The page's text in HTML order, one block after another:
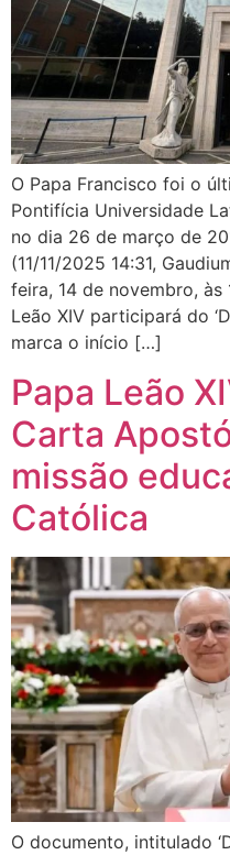
O Papa Francisco foi o
Pontifícia Universidade
no dia 26 de março de
(11/11/2025 14:31,
feira, 14 de novembro, às
Leão XIV participará do
marca o início […]
Papa Leão
Carta
missão
Católica
O documento, intitulado